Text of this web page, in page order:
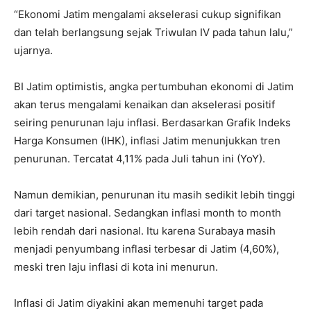
“Ekonomi Jatim mengalami akselerasi cukup signifikan
dan telah berlangsung sejak Triwulan IV pada tahun lalu,”
ujarnya.
BI Jatim optimistis, angka pertumbuhan ekonomi di Jatim
akan terus mengalami kenaikan dan akselerasi positif
seiring penurunan laju inflasi. Berdasarkan Grafik Indeks
Harga Konsumen (IHK), inflasi Jatim menunjukkan tren
penurunan. Tercatat 4,11% pada Juli tahun ini (YoY).
Namun demikian, penurunan itu masih sedikit lebih tinggi
dari target nasional. Sedangkan inflasi month to month
lebih rendah dari nasional. Itu karena Surabaya masih
menjadi penyumbang inflasi terbesar di Jatim (4,60%),
meski tren laju inflasi di kota ini menurun.
Inflasi di Jatim diyakini akan memenuhi target pada